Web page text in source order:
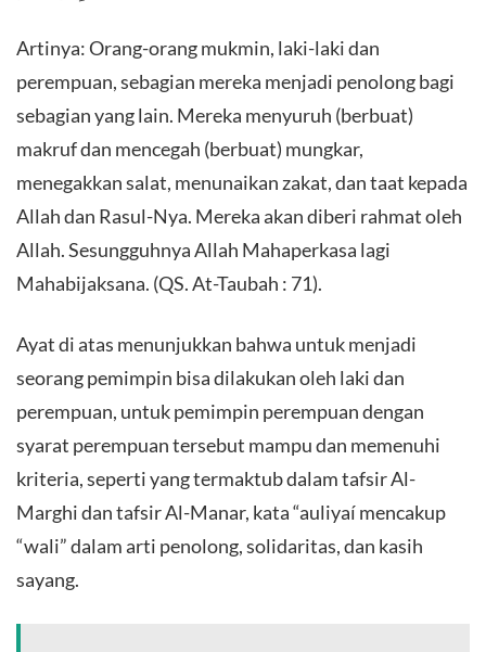
Artinya: Orang-orang mukmin, laki-laki dan
perempuan, sebagian mereka menjadi penolong bagi
sebagian yang lain. Mereka menyuruh (berbuat)
makruf dan mencegah (berbuat) mungkar,
menegakkan salat, menunaikan zakat, dan taat kepada
Allah dan Rasul-Nya. Mereka akan diberi rahmat oleh
Allah. Sesungguhnya Allah Mahaperkasa lagi
Mahabijaksana. (QS. At-Taubah : 71).
Ayat di atas menunjukkan bahwa untuk menjadi
seorang pemimpin bisa dilakukan oleh laki dan
perempuan, untuk pemimpin perempuan dengan
syarat perempuan tersebut mampu dan memenuhi
kriteria, seperti yang termaktub dalam tafsir Al-
Marghi dan tafsir Al-Manar, kata “auliyaí mencakup
“wali” dalam arti penolong, solidaritas, dan kasih
sayang.